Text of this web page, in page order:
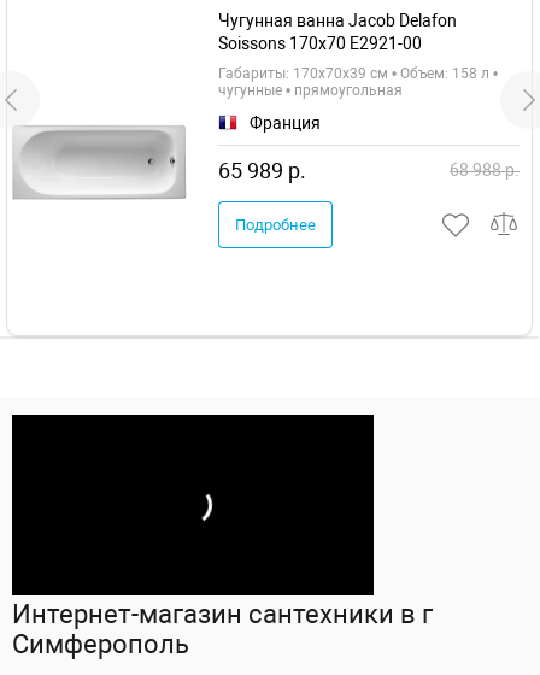
Чугунная ванна Jacob Delafon
Soissons 170x70 E2921-00
Габариты: 170x70x39 см • Объем: 158 л •
чугунные • прямоугольная
Франция
65 989 р. 68 988 р.
Подробнее
Интернет-магазин сантехники в г
Симферополь